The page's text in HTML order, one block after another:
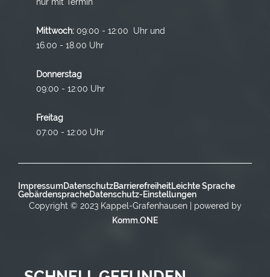
Mittwoch: 09:00 - 12:00 Uhr und
16.00 - 18.00 Uhr
Donnerstag
09:00 - 12:00 Uhr
Freitag
07:00 - 12:00 Uhr
ImpressumDatenschutzBarrierefreiheitLeichte Sprache
GebärdenspracheDatenschutz-Einstellungen
Copyright © 2023 Kappel-Grafenhausen | powered by
Komm.ONE